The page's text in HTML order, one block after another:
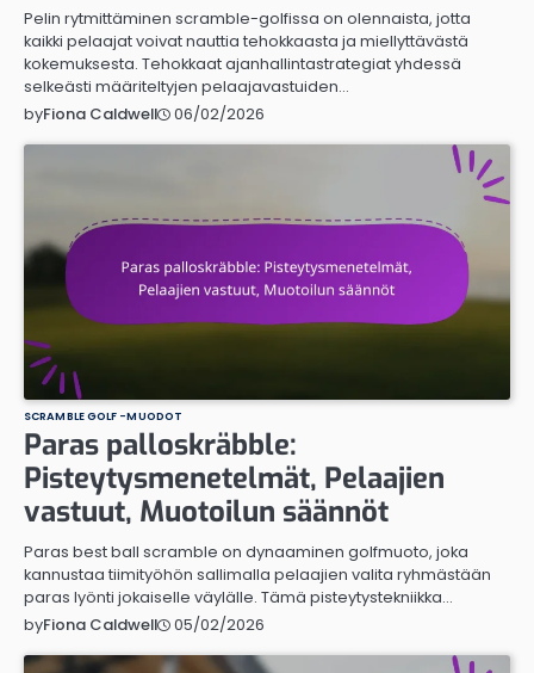
Pelin rytmittäminen scramble-golfissa on olennaista, jotta
kaikki pelaajat voivat nauttia tehokkaasta ja miellyttävästä
kokemuksesta. Tehokkaat ajanhallintastrategiat yhdessä
selkeästi määriteltyjen pelaajavastuiden…
byFiona Caldwell 06/02/2026
SCRAMBLE GOLF -MUODOT
Paras palloskräbble:
Pisteytysmenetelmät, Pelaajien
vastuut, Muotoilun säännöt
Paras best ball scramble on dynaaminen golfmuoto, joka
kannustaa tiimityöhön sallimalla pelaajien valita ryhmästään
paras lyönti jokaiselle väylälle. Tämä pisteytystekniikka…
byFiona Caldwell 05/02/2026